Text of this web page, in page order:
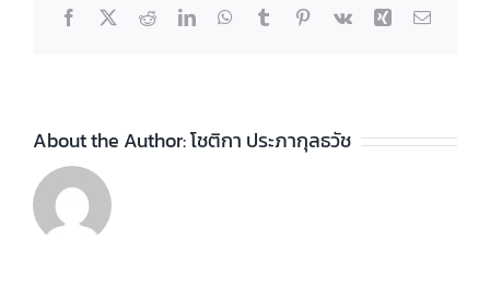
Facebook
X RedditLinkedInWhatsApp
TumblrPinterest
Vk Xing Email
About the Author:โชติกา ประภากุลธวัช